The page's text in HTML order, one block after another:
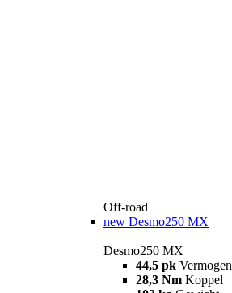
Off-road
new Desmo250 MX
Desmo250 MX
44,5 pk Vermogen
28,3 Nm Koppel